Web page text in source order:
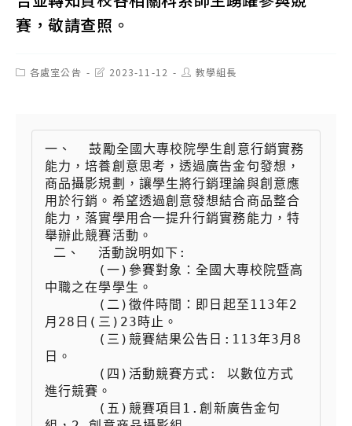
賽，敬請查照。
Post各處室公告
Post2023-11-12
Post教學組長
一、  鼓勵全國大專校院學生創意行銷實務
能力，培養創意思考，透過廣告金句發想，
商品攝影規劃，讓學生將行銷理論與創意應
用於行銷。希望透過創意發想結合商品整合
能力，落實學用合一提升行銷實務能力，特
舉辦此競賽活動。
中職之在學學生。
月28日(三)23時止。
日。
進行競賽。